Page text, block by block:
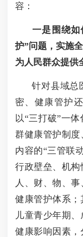
容：
一是围绕
护”问题，实施
为人民群众提供
针对县域总
密、健康管护
以 “三打破”一体
群健康管护制度
内容的“三管联
行政壁垒、机
人、财、物、
健康管护体系；
儿童青少年期
健康影响因素，